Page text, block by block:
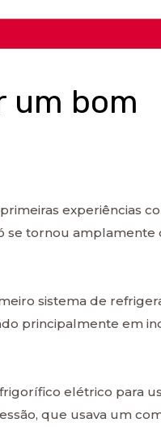
um bom
experiências
se tornou amplamente
sistema de
principalmente em
elétrico para
que usava um